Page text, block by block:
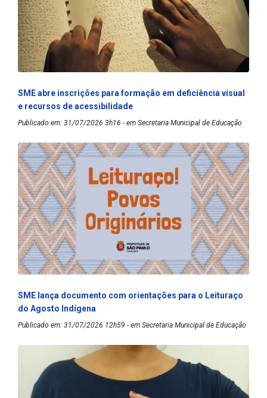
SME abre inscrições para formação em deficiência visual
e recursos de acessibilidade
Publicado em: 31/07/2026 3h16 - em Secretaria Municipal de Educação
SME lança documento com orientações para o Leituraço
do Agosto Indígena
Publicado em: 31/07/2026 12h59 - em Secretaria Municipal de Educação